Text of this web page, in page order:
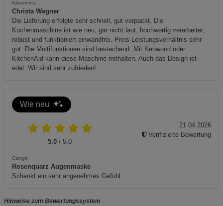
Kikamoina
Christa Wegner
Die Lieferung erfolgte sehr schnell, gut verpackt. Die
Küchenmaschine ist wie neu, gar nicht laut, hochwertig verarbeitet,
robust und funktioniert einwandfrei. Preis-Leistungsverhältnis sehr
gut. Die Multifunktionen sind bestechend. Mit Kenwood oder
KitchenAid kann diese Maschine mithalten. Auch das Design ist
edel. Wir sind sehr zufrieden!
Wie neu
5.0 / 5.0
Ganga
Rosenquarz Augenmaske
Schenkt ein sehr angenehmes Gefühl
21.04.2026
Verifizierte Bewertung
Hinweise zum Bewertungssystem